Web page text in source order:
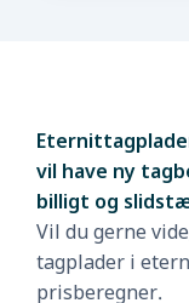
vil have ny
billigt og
Vil du gerne
tagplader i
prisberegner.